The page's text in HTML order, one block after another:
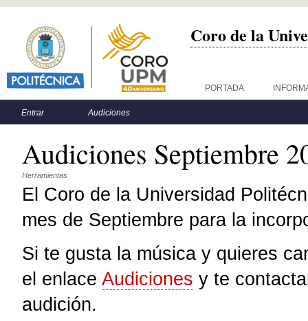
Coro de la
Menú principal PORTADA
Menú secundario
Entrar Audiciones
Audiciones Septiembre
Herramientas
El Coro de la Universidad
mes de Septiembre para la
Si te gusta la música y quieres
el enlace Audiciones y te
audición.